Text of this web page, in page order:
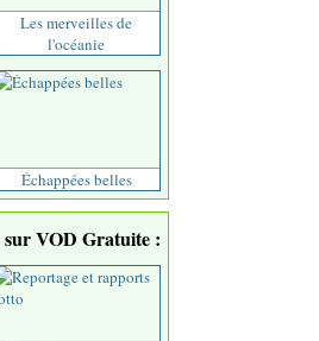
Les merveilles de
l'océanie
Échappées belles
sur VOD Gratuite :